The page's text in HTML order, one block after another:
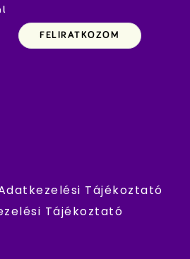
Tájékoztató
Tájékoztató